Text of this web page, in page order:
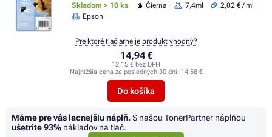
Skladom > 10 ks Čierna 7,4ml
2,02 € / ml
Epson
14,94 €
12,15 € bez DPH
Najnižšia cena za posledných 30 dní: 14,58 €
Do košíka
Pre ktoré tlačiarne je produkt vhodný?
Máme pre vás lacnejšiu náplň.S našou TonerPartner náplňou
ušetríte93% nákladov na tlač.